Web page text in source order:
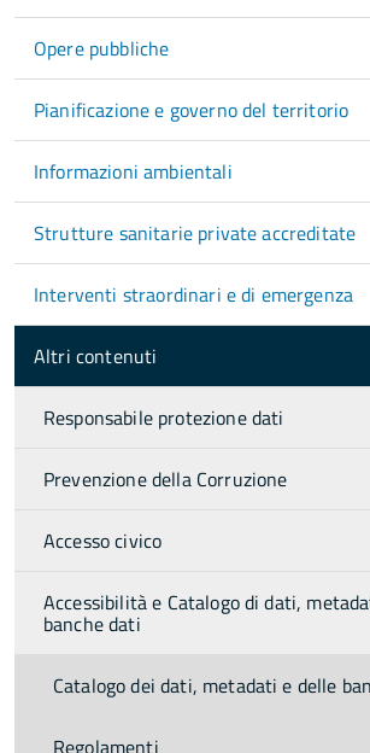
Opere pubbliche
Pianificazione e governo del territorio
Informazioni ambientali
Strutture sanitarie private accreditate
Interventi straordinari e di emergenza
Altri contenuti
Responsabile protezione dati
Prevenzione della Corruzione
Accesso civico
Accessibilità e Catalogo di dati,
banche dati
Catalogo dei dati, metadati e delle
Regolamenti